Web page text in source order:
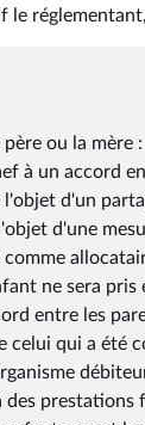
le
ou la
à un accord
d'un
d'une
ne sera
entre les
qui a été